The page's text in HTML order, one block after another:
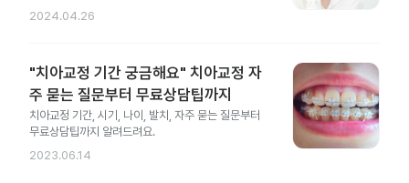
2024.04.26
"치아교정 기간 궁금해요" 치아교정 자
주 묻는 질문부터 무료상담팁까지
치아교정 기간, 시기, 나이, 발치, 자주 묻는 질문부터
무료상담팁까지 알려드려요.
2023.06.14